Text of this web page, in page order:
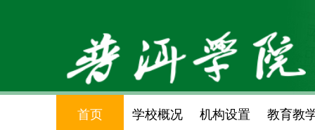
首页 学校概况 机构设置 教育教